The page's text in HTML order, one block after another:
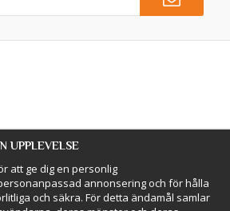
UPPLEVELSE
att ge dig en personlig
annonsering och för hålla
och säkra. För detta ändamål samlar